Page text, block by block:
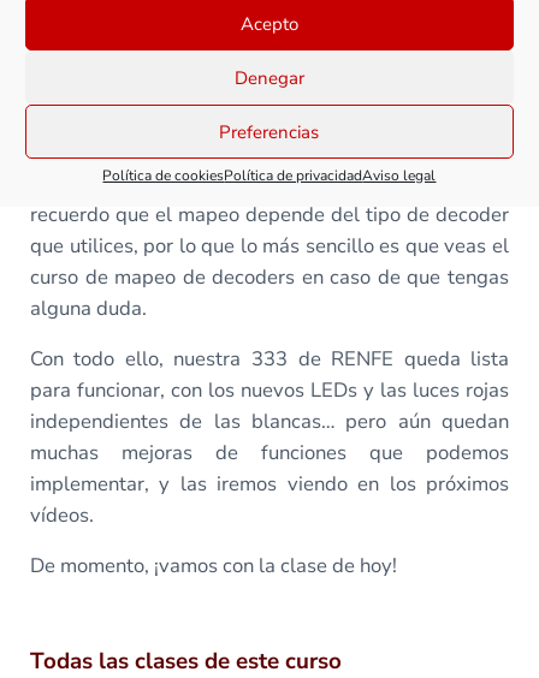
Acepto
Denegar
Preferencias
Política de cookiesPolítica de privacidadAviso legal
es un trabajo bastante sencillo (y además es
reversible si más adelante queremos volver a dejarlo
todo como estaba de origen).
Una vez tenemos todo instalado es el momento de
cerrar la locomotora y mapear el decoder. Te
recuerdo que el mapeo depende del tipo de decoder
que utilices, por lo que lo más sencillo es que veas el
curso de mapeo de decoders en caso de que tengas
alguna duda.
Con todo ello, nuestra 333 de RENFE queda lista
para funcionar, con los nuevos LEDs y las luces rojas
independientes de las blancas… pero aún quedan
muchas mejoras de funciones que podemos
implementar, y las iremos viendo en los próximos
vídeos.
De momento, ¡vamos con la clase de hoy!
Todas las clases de este curso